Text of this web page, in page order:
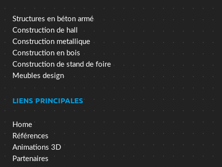
Structures en béton armé
Construction de hall
Construction metallique
Construction en bois
Construction de stand de foire
Meubles design
LIENS PRINCIPALES
Home
Références
Animations 3D
Partenaires